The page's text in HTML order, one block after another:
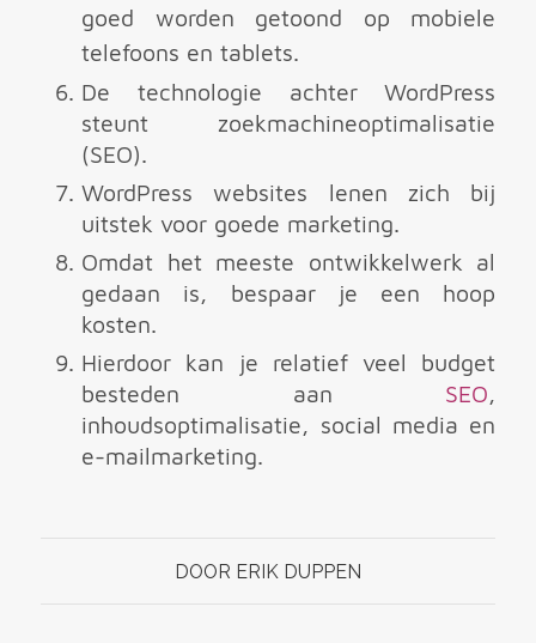
goed worden getoond op mobiele
telefoons en tablets.
De technologie achter WordPress
steunt zoekmachineoptimalisatie
(SEO).
WordPress websites lenen zich bij
uitstek voor goede marketing.
Omdat het meeste ontwikkelwerk al
gedaan is, bespaar je een hoop
kosten.
Hierdoor kan je relatief veel budget
besteden aan SEO,
inhoudsoptimalisatie, social media en
e-mailmarketing.
DOOR ERIK DUPPEN